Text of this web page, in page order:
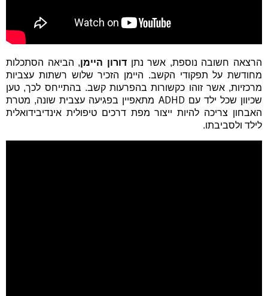
הרצאה חשובה נוספת, אשר נתןדורון היימן, הביאה הסתכלות
מחודשת על תפקודי הקשב. היימן הזכיר שלוש רשתות עצביות
מרכזיות, אשר זוהו כקשורות בהפרעות קשב. בהתייחס לכך, טען
שכיוון שכל ילד עם ADHD מתאפיין בפגיעה עצבית שונה, מטרת
האבחון צריכה להיות ייצור מפת דרכים טיפולית אינדיבידואלית
לילד ולסביבתו.